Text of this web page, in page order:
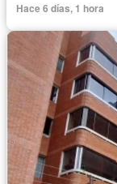
Hace 6 días, 1 hora